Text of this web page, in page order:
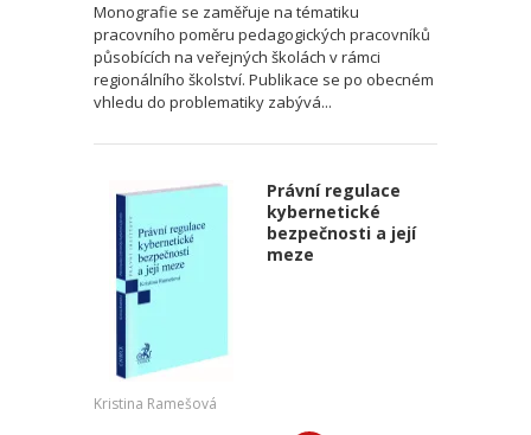
Monografie se zaměřuje na tématiku
pracovního poměru pedagogických pracovníků
působících na veřejných školách v rámci
regionálního školství. Publikace se po obecném
vhledu do problematiky zabývá...
Právní regulace
kybernetické
bezpečnosti a její
meze
Kristina Ramešová